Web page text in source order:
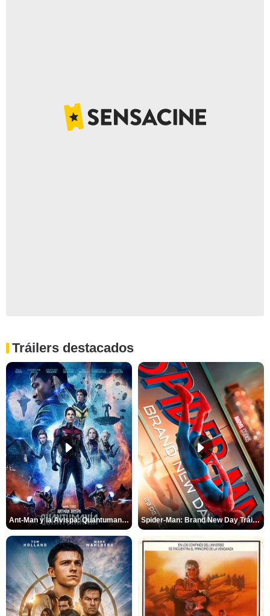
Tráilers destacados
Ant-Man y la Avispa: Quantumanía Tráiler (2) Spider-Man: Brand New Day Tráiler (3)